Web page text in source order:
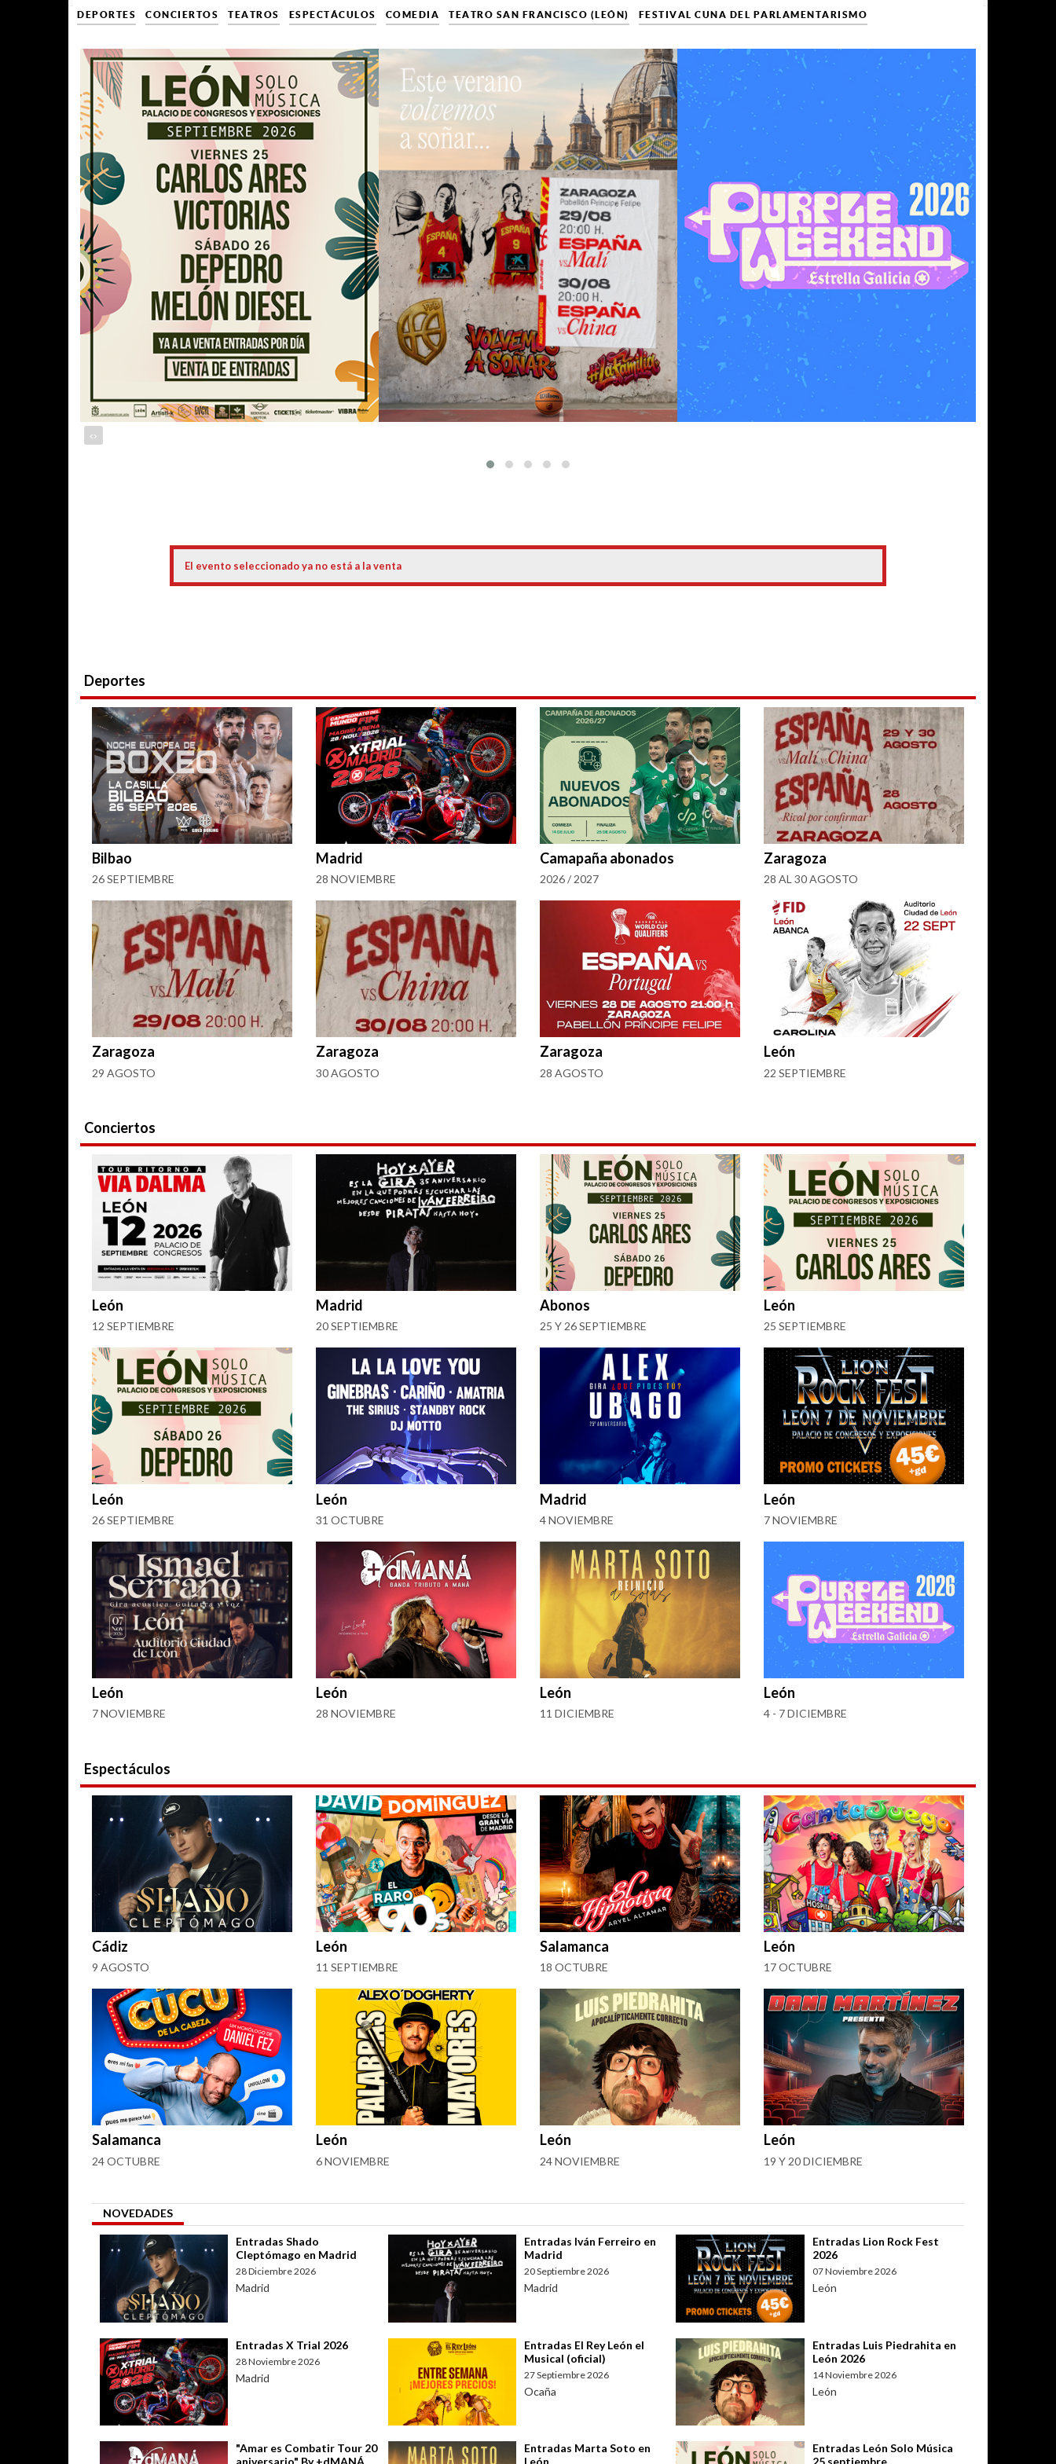
DEPORTES CONCIERTOS TEATROS ESPECTÁCULOS COMEDIA TEATRO SAN FRANCISCO (LEÓN) FESTIVAL CUNA DEL PARLAMENTARISMO
‹›
El evento seleccionado ya no está a la venta
Deportes
Bilbao
26 SEPTIEMBRE
Madrid
28 NOVIEMBRE
Camapaña abonados
2026 / 2027
Zaragoza
28 AL 30 AGOSTO
Zaragoza
29 AGOSTO
Zaragoza
30 AGOSTO
Zaragoza
28 AGOSTO
León
22 SEPTIEMBRE
Conciertos
León
12 SEPTIEMBRE
Madrid
20 SEPTIEMBRE
Abonos
25 Y 26 SEPTIEMBRE
León
25 SEPTIEMBRE
León
26 SEPTIEMBRE
León
31 OCTUBRE
Madrid
4 NOVIEMBRE
León
7 NOVIEMBRE
León
7 NOVIEMBRE
León
28 NOVIEMBRE
León
11 DICIEMBRE
León
4 - 7 DICIEMBRE
Espectáculos
Cádiz
9 AGOSTO
León
11 SEPTIEMBRE
Salamanca
18 OCTUBRE
León
17 OCTUBRE
Salamanca
24 OCTUBRE
León
6 NOVIEMBRE
León
24 NOVIEMBRE
León
19 Y 20 DICIEMBRE
NOVEDADES
Entradas Shado
Cleptómago en Madrid
28 Diciembre 2026
Madrid
Entradas Iván Ferreiro en
Madrid
20 Septiembre 2026
Madrid
Entradas Lion Rock Fest
2026
07 Noviembre 2026
León
Entradas X Trial 2026
28 Noviembre 2026
Madrid
Entradas El Rey León el
Musical (oficial)
27 Septiembre 2026
Ocaña
Entradas Luis Piedrahita en
León 2026
14 Noviembre 2026
León
"Amar es Combatir Tour 20
aniversario" By +dMANÁ
Entradas Marta Soto en
León
Entradas León Solo Música
25 septiembre